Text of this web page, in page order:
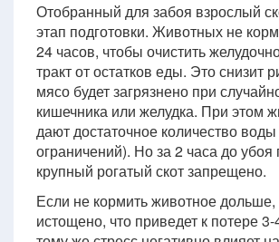
Отобранный для забоя взрослый
этап подготовки. Животных не
24 часов, чтобы очистить
тракт от остатков еды. Это снизит
мясо будет загрязнено при
кишечника или желудка. При этом
дают достаточное количество
ограничений). Но за 2 часа до убоя
крупный рогатый скот запрещено.
Если не кормить животное дольше,
истощено, что приведет к потере